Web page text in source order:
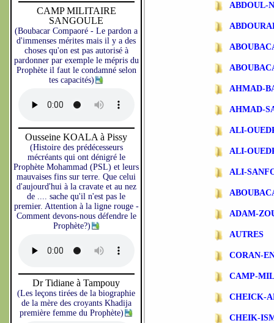
CAMP MILITAIRE
SANGOULE
(Boubacar Compaoré - Le pardon a
d'immenses mérites mais il y a des
choses qu'on est pas autorisé à
pardonner par exemple le mépris du
Prophète il faut le condamné selon
tes capacités)
Ousseine KOALA à Pissy
(Histoire des prédécesseurs
mécréants qui ont dénigré le
Prophète Mohammad (PSL) et leurs
mauvaises fins sur terre. Que celui
d'aujourd'hui à la cravate et au nez
de .... sache qu'il n'est pas le
premier. Attention à la ligne rouge -
Comment devons-nous défendre le
Prophète?)
Dr Tidiane à Tampouy
(Les leçons tirées de la biographie
de la mère des croyants Khadija
première femme du Prophète)
ABDOUL-
AHMAD-
AHMAD-
ALI-
ALI-
ALI-
ADAM-
AUTRES
CORAN-
CAMP-
CHEICK-
CHEIK-